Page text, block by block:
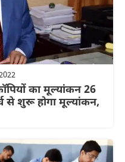
का मूल्यांकन 26
से शुरू होगा मूल्यांकन,